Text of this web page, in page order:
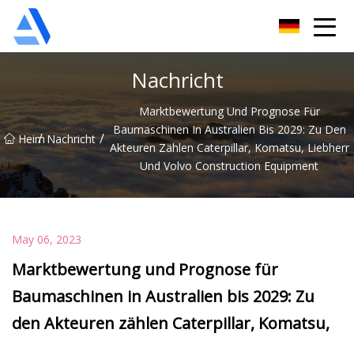
Nachricht
Heim
/ Nachricht /
Marktbewertung Und Prognose Für
Baumaschinen In Australien Bis 2029: Zu Den
Akteuren Zählen Caterpillar, Komatsu, Liebherr
Und Volvo Construction Equipment
May 06, 2023
Marktbewertung und Prognose für
Baumaschinen in Australien bis 2029: Zu
den Akteuren zählen Caterpillar, Komatsu,